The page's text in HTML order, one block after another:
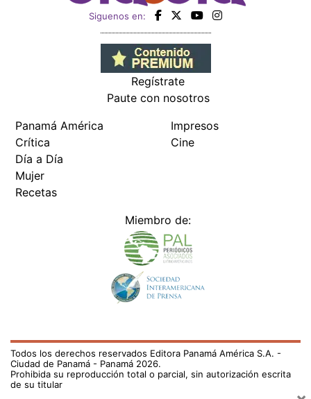
Siguenos en:
Regístrate
Paute con nosotros
Panamá América
Crítica
Día a Día
Mujer
Recetas
Impresos
Cine
Miembro de:
Todos los derechos reservados Editora Panamá América S.A. -
Ciudad de Panamá - Panamá 2026.
Prohibida su reproducción total o parcial, sin autorización escrita
de su titular